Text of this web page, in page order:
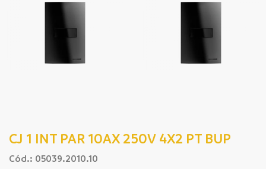
CJ 1 INT PAR 10AX 250V 4X2 PT BUP
Cód.: 05039.2010.10